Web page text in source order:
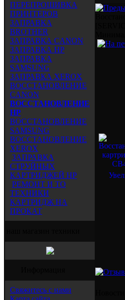
ПЕРЕПРОШИВКА
ПРИНТЕРОВ
ЗАПРАВКА
BROTHER
ЗАПРАВКА CANON
ЗАПРАВКА HP
ЗАПРАВКА
SAMSUNG
ЗАПРАВКА XEROX
ВОССТАНОВЛЕНИЕ
CANON
ВОССТАНОВЛЕНИЕ
HP
ВОССТАНОВЛЕНИЕ
SAMSUNG
ВОССТАНОВЛЕНИЕ
XEROX
ЗАПРАВКА
СТРУЙНЫХ
КАРТРИДЖЕЙ HP
РЕМОНТ И ТО
ТЕХНИКИ
КАРТРИДЖ НА
ПРОКАТ
Свяжитесь с нами